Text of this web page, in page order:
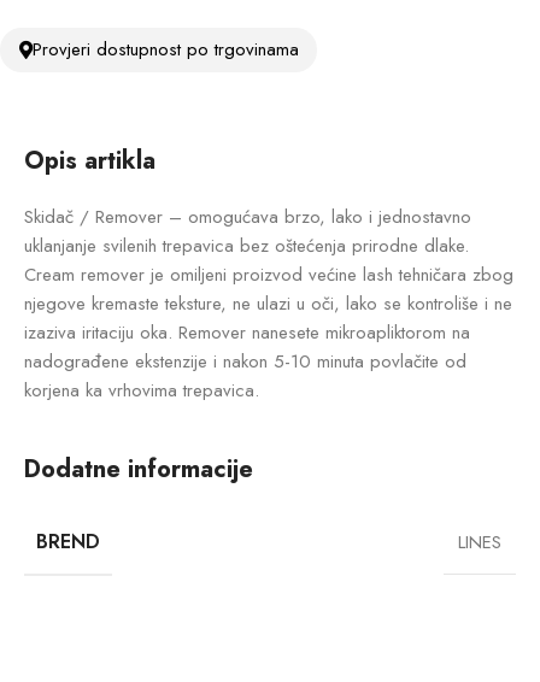
Provjeri dostupnost po trgovinama
Opis artikla
Skidač / Remover – omogućava brzo, lako i jednostavno
uklanjanje svilenih trepavica bez oštećenja prirodne dlake.
Cream remover je omiljeni proizvod većine lash tehničara zbog
njegove kremaste teksture, ne ulazi u oči, lako se kontroliše i ne
izaziva iritaciju oka. Remover nanesete mikroapliktorom na
nadograđene ekstenzije i nakon 5-10 minuta povlačite od
korjena ka vrhovima trepavica.
Dodatne informacije
BREND LINES